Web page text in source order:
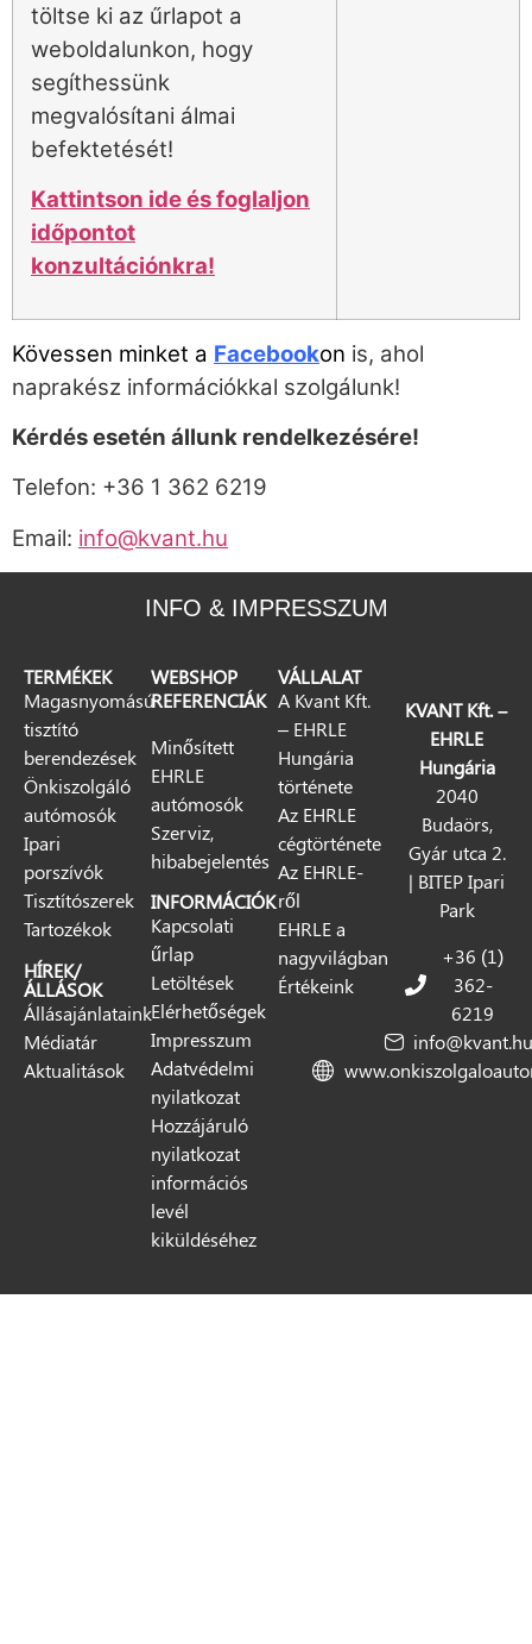
töltse ki az űrlapot a
weboldalunkon, hogy
segíthessünk
megvalósítani álmai
befektetését!
Kattintson ide és foglaljon
időpontot
konzultációnkra!
Kövessen minket a Facebookon is, ahol
naprakész információkkal szolgálunk!
Kérdés esetén állunk rendelkezésére!
Telefon: +36 1 362 6219
Email: info@kvant.hu
INFO & IMPRESSZUM
TERMÉKEK
Magasnyomású
tisztító
berendezések
Önkiszolgáló
autómosók
Ipari
porszívók
Tisztítószerek
Tartozékok
HÍREK/
ÁLLÁSOK
Állásajánlataink
Médiatár
Aktualitások
WEBSHOP
REFERENCIÁK
Minősített
EHRLE
autómosók
Szerviz,
hibabejelentés
INFORMÁCIÓK
Kapcsolati
űrlap
Letöltések
Elérhetőségek
Impresszum
Adatvédelmi
nyilatkozat
Hozzájáruló
nyilatkozat
információs
levél
kiküldéséhez
VÁLLALAT
A Kvant Kft.
– EHRLE
Hungária
története
Az EHRLE
cégtörténete
Az EHRLE-
ről
EHRLE a
nagyvilágban
Értékeink
KVANT Kft. –
EHRLE
Hungária
2040
Budaörs,
Gyár utca 2.
| BITEP Ipari
Park
+36 (1)
362-
6219
info@kvant.hu